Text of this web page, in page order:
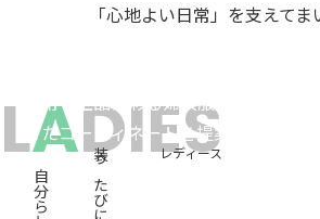
「心地よい日常」を支えてま
LADIES
レディース
装うたびに
日常を上品に彩る婦人服を中心に、
せたコーディネートを提案。 着心地
ルエットを両立させたアイテムを取り